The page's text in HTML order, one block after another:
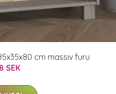
cm massiv furu
SEK